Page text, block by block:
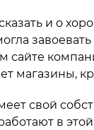
и о
сайте
магазины,
свой
в